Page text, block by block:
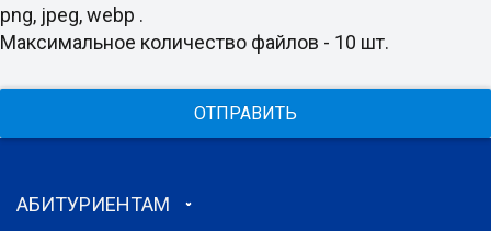
png, jpeg, webp .
Максимальное количество файлов - 10 шт.
ОТПРАВИТЬ
АБИТУРИЕНТАМ